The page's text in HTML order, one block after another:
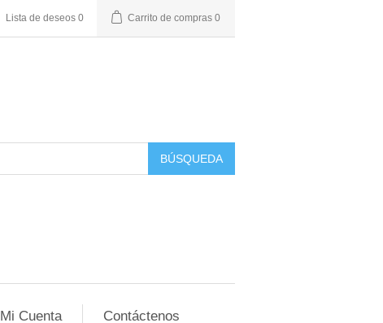
Lista de deseos 0 Carrito de compras 0
BÚSQUEDA
Mi Cuenta Contáctenos